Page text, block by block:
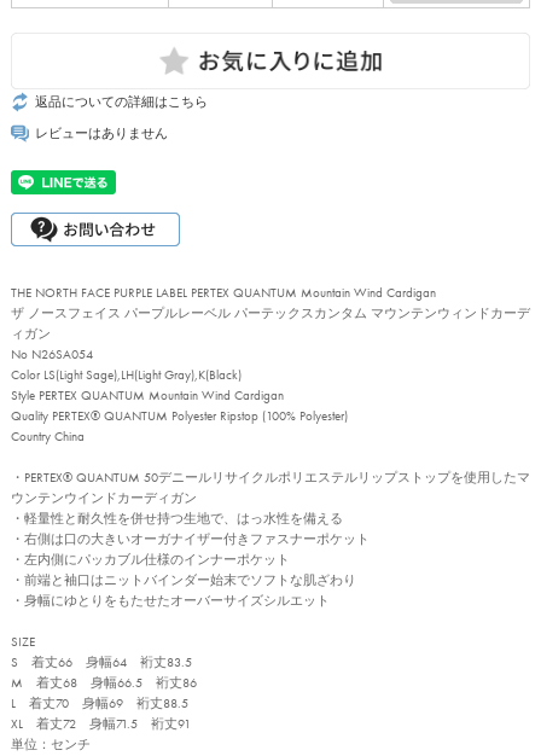
返品についての詳細はこちら
レビューはありません
THE NORTH FACE PURPLE LABEL PERTEX QUANTUM Mountain Wind Cardigan
ザ ノースフェイス パープルレーベル パーテックスカンタム マウンテンウィンドカーデ
ィガン
No N26SA054
Color LS(Light Sage),LH(Light Gray),K(Black)
Style PERTEX QUANTUM Mountain Wind Cardigan
Quality PERTEX® QUANTUM Polyester Ripstop (100% Polyester)
Country China
・PERTEX® QUANTUM 50デニールリサイクルポリエステルリップストップを使用したマ
ウンテンウインドカーディガン
・軽量性と耐久性を併せ持つ生地で、はっ水性を備える
・右側は口の大きいオーガナイザー付きファスナーポケット
・左内側にパッカブル仕様のインナーポケット
・前端と袖口はニットバインダー始末でソフトな肌ざわり
・身幅にゆとりをもたせたオーバーサイズシルエット
SIZE
S 着丈66 身幅64 裄丈83.5
M 着丈68 身幅66.5 裄丈86
L 着丈70 身幅69 裄丈88.5
XL 着丈72 身幅71.5 裄丈91
単位：センチ